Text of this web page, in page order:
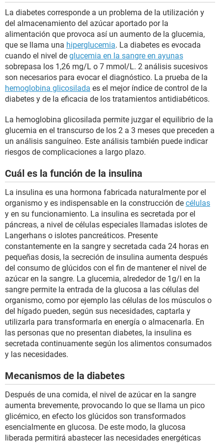
La diabetes corresponde a un problema de la utilización y
del almacenamiento del azúcar aportado por la
alimentación que provoca así un aumento de la glucemia,
que se llama una hiperglucemia. La diabetes es evocada
cuando el nivel de glucemia en la sangre en ayunas
sobrepasa los 1,26 mg/L o 7 mmol/L. 2 análisis sucesivos
son necesarios para evocar el diagnóstico. La prueba de la
hemoglobina glicosilada es el mejor índice de control de la
diabetes y de la eficacia de los tratamientos antidiabéticos.
La hemoglobina glicosilada permite juzgar el equilibrio de la
glucemia en el transcurso de los 2 a 3 meses que preceden a
un análisis sanguíneo. Este análisis también puede indicar
riesgos de complicaciones a largo plazo.
Cuál es la función de la insulina
La insulina es una hormona fabricada naturalmente por el
organismo y es indispensable en la construcción de células
y en su funcionamiento. La insulina es secretada por el
páncreas, a nivel de células especiales llamadas islotes de
Langerhans o islotes pancreáticos. Presente
constantemente en la sangre y secretada cada 24 horas en
pequeñas dosis, la secreción de insulina aumenta después
del consumo de glúcidos con el fin de mantener el nivel de
azúcar en la sangre. La glucemia, alrededor de 1g/l en la
sangre permite la entrada de la glucosa a las células del
organismo, como por ejemplo las células de los músculos o
del hígado pueden, según sus necesidades, captarla y
utilizarla para transformarla en energía o almacenarla. En
las personas que no presentan diabetes, la insulina es
secretada continuamente según los alimentos consumados
y las necesidades.
Mecanismos de la diabetes
Después de una comida, el nivel de azúcar en la sangre
aumenta brevemente, provocando lo que se llama un pico
glicémico, en efecto los glúcidos son transformados
esencialmente en glucosa. De este modo, la glucosa
liberada permitirá abastecer las necesidades energéticas